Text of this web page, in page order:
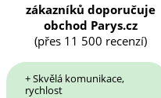
zákazníků doporučuje
obchod Parys.cz
(přes 11 500 recenzí)
+ Skvělá komunikace,
rychlost